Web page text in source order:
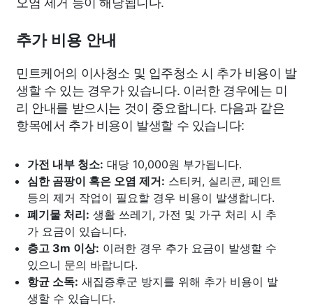
추가 비용 안내
민트케어의 이사청소 및 입주청소 시 추가 비용이 발
생할 수 있는 경우가 있습니다. 이러한 경우에는 미
리 안내를 받으시는 것이 중요합니다. 다음과 같은
항목에서 추가 비용이 발생할 수 있습니다:
가전 내부 청소: 대당 10,000원 부가됩니다.
심한 곰팡이 혹은 오염 제거: 스티커, 실리콘, 페인트
등의 제거 작업이 필요할 경우 비용이 발생합니다.
폐기물 처리: 생활 쓰레기, 가전 및 가구 처리 시 추
가 요금이 있습니다.
층고 3m 이상: 이러한 경우 추가 요금이 발생할 수
있으니 문의 바랍니다.
항균 소독: 새집증후군 방지를 위해 추가 비용이 발
생할 수 있습니다.